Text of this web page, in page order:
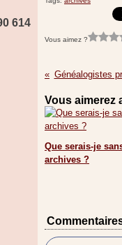
614
Vous aimez ?
Généalogistes
Vous aimerez
Que serais-je
archives ?